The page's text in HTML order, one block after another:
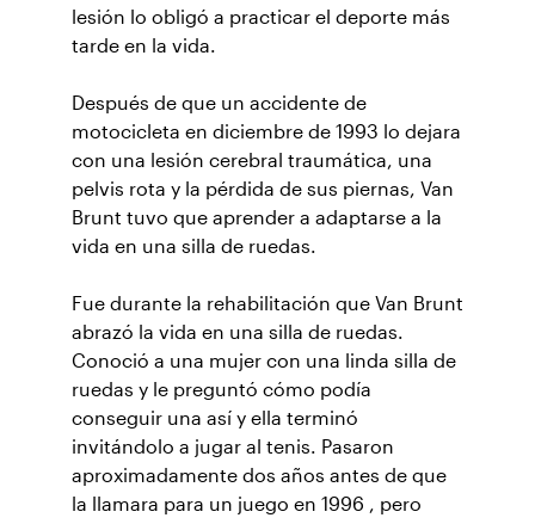
lesión lo obligó a practicar el deporte más
tarde en la vida.
Después de que un accidente de
motocicleta en diciembre de 1993 lo dejara
con una lesión cerebral traumática, una
pelvis rota y la pérdida de sus piernas, Van
Brunt tuvo que aprender a adaptarse a la
vida en una silla de ruedas.
Fue durante la rehabilitación que Van Brunt
abrazó la vida en una silla de ruedas.
Conoció a una mujer con una linda silla de
ruedas y le preguntó cómo podía
conseguir una así y ella terminó
invitándolo a jugar al tenis. Pasaron
aproximadamente dos años antes de que
la llamara para un juego en 1996 , pero